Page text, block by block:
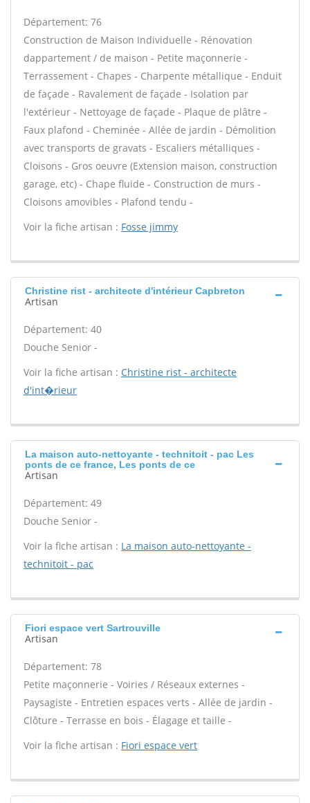
Département: 76
Construction de Maison Individuelle - Rénovation
dappartement / de maison - Petite maçonnerie -
Terrassement - Chapes - Charpente métallique - Enduit
de façade - Ravalement de façade - Isolation par
l'extérieur - Nettoyage de façade - Plaque de plâtre -
Faux plafond - Cheminée - Allée de jardin - Démolition
avec transports de gravats - Escaliers métalliques -
Cloisons - Gros oeuvre (Extension maison, construction
garage, etc) - Chape fluide - Construction de murs -
Cloisons amovibles - Plafond tendu -
Voir la fiche artisan : Fosse jimmy
Christine rist - architecte d'intérieur Capbreton
Artisan
Département: 40
Douche Senior -
Voir la fiche artisan : Christine rist - architecte
d'int�rieur
La maison auto-nettoyante - technitoit - pac Les
ponts de ce france, Les ponts de ce
Artisan
Département: 49
Douche Senior -
Voir la fiche artisan : La maison auto-nettoyante -
technitoit - pac
Fiori espace vert Sartrouville
Artisan
Département: 78
Petite maçonnerie - Voiries / Réseaux externes -
Paysagiste - Entretien espaces verts - Allée de jardin -
Clôture - Terrasse en bois - Élagage et taille -
Voir la fiche artisan : Fiori espace vert